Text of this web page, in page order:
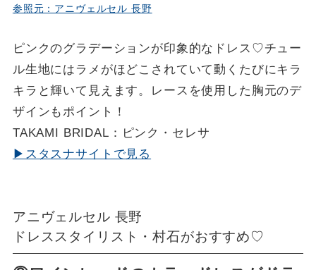
参照元：アニヴェルセル 長野
ピンクのグラデーションが印象的なドレス♡チュー
ル生地にはラメがほどこされていて動くたびにキラ
キラと輝いて見えます。レースを使用した胸元のデ
ザインもポイント！
TAKAMI BRIDAL：ピンク・セレサ
▶スタスナサイトで見る
アニヴェルセル 長野
ドレススタイリスト・村石がおすすめ♡